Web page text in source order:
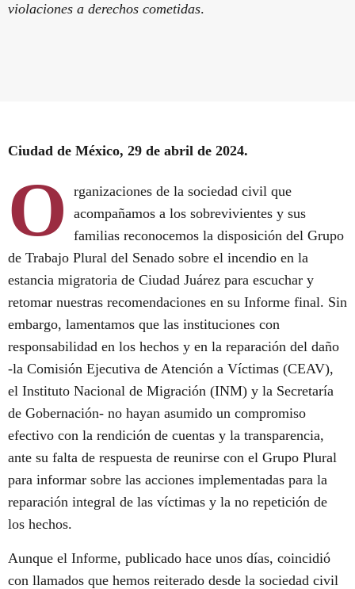
violaciones a derechos cometidas.
Ciudad de México, 29 de abril de 2024.
O
rganizaciones de la sociedad civil que
acompañamos a los sobrevivientes y sus
familias reconocemos la disposición del Grupo
de Trabajo Plural del Senado sobre el incendio en la
estancia migratoria de Ciudad Juárez para escuchar y
retomar nuestras recomendaciones en su Informe final. Sin
embargo, lamentamos que las instituciones con
responsabilidad en los hechos y en la reparación del daño
-la Comisión Ejecutiva de Atención a Víctimas (CEAV),
el Instituto Nacional de Migración (INM) y la Secretaría
de Gobernación- no hayan asumido un compromiso
efectivo con la rendición de cuentas y la transparencia,
ante su falta de respuesta de reunirse con el Grupo Plural
para informar sobre las acciones implementadas para la
reparación integral de las víctimas y la no repetición de
los hechos.
Aunque el Informe, publicado hace unos días, coincidió
con llamados que hemos reiterado desde la sociedad civil